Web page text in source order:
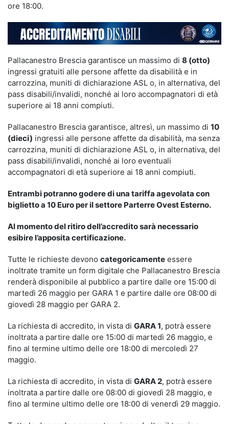
ore 18:00.
Pallacanestro Brescia garantisce un massimo di 8 (otto)
ingressi gratuiti alle persone affette da disabilità e in
carrozzina, muniti di dichiarazione ASL o, in alternativa, del
pass disabili/invalidi, nonché ai loro accompagnatori di età
superiore ai 18 anni compiuti.
Pallacanestro Brescia garantisce, altresì, un massimo di 10
(dieci) ingressi alle persone affette da disabilità, ma senza
carrozzina, muniti di dichiarazione ASL o, in alternativa, del
pass disabili/invalidi, nonché ai loro eventuali
accompagnatori di età superiore ai 18 anni compiuti.
Entrambi potranno godere di una tariffa agevolata con
biglietto a 10 Euro per il settore Parterre Ovest Esterno.
Al momento del ritiro dell’accredito sarà necessario
esibire l’apposita certificazione.
Tutte le richieste devono categoricamente essere
inoltrate tramite un form digitale che Pallacanestro Brescia
renderà disponibile al pubblico a partire dalle ore 15:00 di
martedì 26 maggio per GARA 1 e partire dalle ore 08:00 di
giovedì 28 maggio per GARA 2.
La richiesta di accredito, in vista di GARA 1, potrà essere
inoltrata a partire dalle ore 15:00 di martedì 26 maggio, e
fino al termine ultimo delle ore 18:00 di mercoledì 27
maggio.
La richiesta di accredito, in vista di GARA 2, potrà essere
inoltrata a partire dalle ore 08:00 di giovedì 28 maggio, e
fino al termine ultimo delle ore 18:00 di venerdì 29 maggio.